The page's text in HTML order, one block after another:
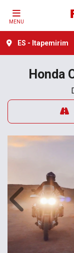
MENU
ES - Itapemirim
Honda
Anterior